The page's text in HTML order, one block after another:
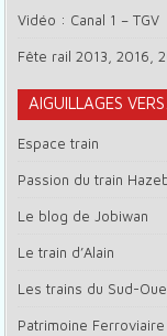
Vidéo : Canal 1 – TGV
Fête rail 2013, 2016,
AIGUILLAGES
Espace train
Passion du train
Le blog de Jobiwan
Le train d’Alain
Les trains du Sud-
Patrimoine Ferroviaire